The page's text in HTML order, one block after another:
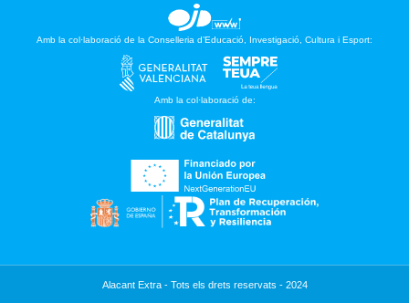
Amb la col·laboració de la Conselleria d’Educació, Investigació, Cultura i Esport:
Amb la col·laboració de:
Alacant Extra - Tots els drets reservats - 2024